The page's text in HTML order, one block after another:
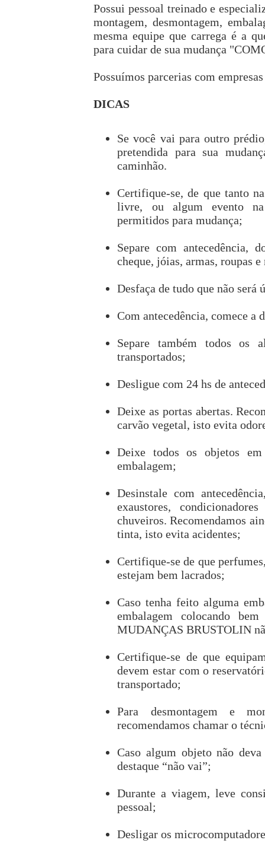
Possui pessoal treinado e
montagem, desmontagem,
mesma equipe que carrega é a
para cuidar de sua mudança
Possuímos parcerias com
DICAS
Se você vai para outro
pretendida para sua
caminhão.
Certifique-se, de que tanto
livre, ou algum evento
permitidos para mudança;
Separe com antecedência,
cheque, jóias, armas, roupas
Desfaça de tudo que não
Com antecedência, comece
Separe também todos os
transportados;
Desligue com 24 hs de
Deixe as portas abertas.
carvão vegetal, isto evita
Deixe todos os objetos
embalagem;
Desinstale com
exaustores,
chuveiros. Recomendamos
tinta, isto evita acidentes;
Certifique-se de que
estejam bem lacrados;
Caso tenha feito alguma
embalagem colocando
MUDANÇAS BRUSTOLIN
Certifique-se de que
devem estar com o
transportado;
Para desmontagem e
recomendamos chamar o
Caso algum objeto não
destaque “não vai”;
Durante a viagem, leve
pessoal;
Desligar os